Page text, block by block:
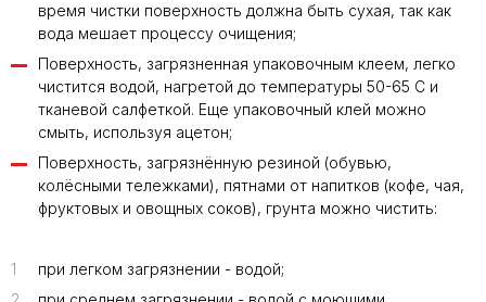
время чистки поверхность должна быть сухая, так как
вода мешает процессу очищения;
Поверхность, загрязненная упаковочным клеем, легко
чистится водой, нагретой до температуры 50-65 С и
тканевой салфеткой. Еще упаковочный клей можно
смыть, используя ацетон;
Поверхность, загрязнённую резиной (обувью,
колёсными тележками), пятнами от напитков (кофе, чая,
фруктовых и овощных соков), грунта можно чистить:
при легком загрязнении - водой;
1